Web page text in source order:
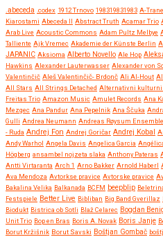
.abeceda .codex 1912 Trnovo 198319831983 A-Trane
Kiarostami Abeceda II Abstract Truth Acamar Trio
Arab Live Acoustic Commons Adam Pultz Melbye
Talliente Ajk Vremec Akademie der Künste Berlin
JAPANIC Aksioma Alberto Novello Ale Hop
Hawkins Alexander Lauterwasser Alexander von
Valentinčič Aleš Valentinčič- Brdonč Ali Al-Hout
All Stars All Strings Detached Alternativni kulturni
Freitas Trio Amazon Music Amulet Records Ana
Mezgec Ana Pandur Ana Pepelnik Ana Ščuka
Gulli Andrea Neumann Andreas Røysum Ensemble
- Ruda Andrej Fon Andrej Goričar Andrej Kobal
Andy Warhol Angela Davis Angelica Garcia
Högberg ansambel nojzeta slaka Anthony Pateras
Antti Virtaranta Arch 1 Arno Bakker Arnold Haberl
Ava Mendoza Avtorkse pravice Avtorske pravice
Bakalina Velika Balkanada BCFM beepblip
Festspiele Better Live Bibliban Big Band Gverillaz
Biodukt Bistrica ob Sotli Blaž Celarec Bogdan
Unit Trio Bop en Bras Boris A. Novak Boris Janje
Borut Kržišnik Borut Savski Boštjan Gombač